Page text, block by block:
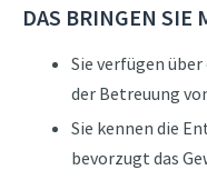
DAS BRINGEN SIE
Sie verfügen
der Betreuung
Sie kennen die
bevorzugt das